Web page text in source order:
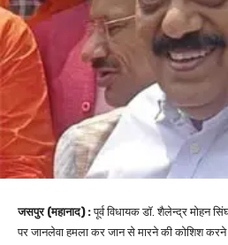
जसपुर (महानाद) :पूर्व विधायक डॉ. शैलेन्द्र मोहन
पर जानलेवा हमला कर जान से मारने की कोशिश